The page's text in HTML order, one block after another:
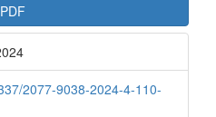
PDF
2077-9038-2024-4-110-